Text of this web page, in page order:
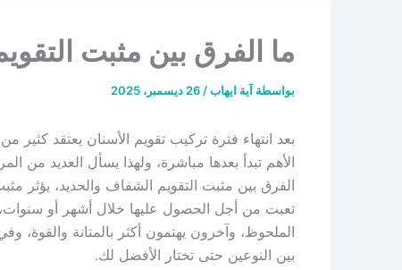
ما الفرق بين مثبت
بواسطة آية ايهاب/ 26 ديسمبر، 2025
بعد انتهاء فترة تركيب تقويم الأسنان يعتقد كثير
الأهم تبدأ بعدها مباشرة، ولهذا يسأل العديد من
الفرق بين مثبت التقويم الشفاف والحديد، يؤثر
تعبت من أجل الحصول عليها خلال أشهر أو
الملحوظ، وآخرون يهتمون أكثر بالمتانة والقوة،
بين النوعين حتى تختار الأفضل لك.